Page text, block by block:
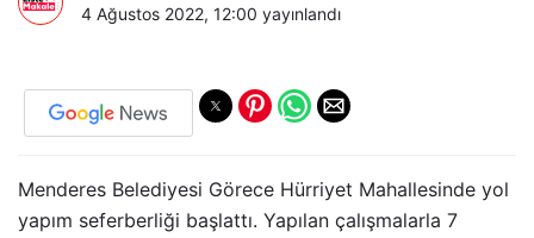
4 Ağustos 2022, 12:00 yayınlandı
Menderes Belediyesi Görece Hürriyet Mahallesinde yol
yapım seferberliği başlattı. Yapılan çalışmalarla 7